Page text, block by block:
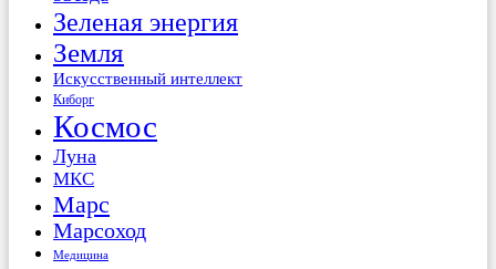
Зеленая энергия
Земля
Искусственный интеллект
Киборг
Космос
Луна
МКС
Марс
Марсоход
Медицина